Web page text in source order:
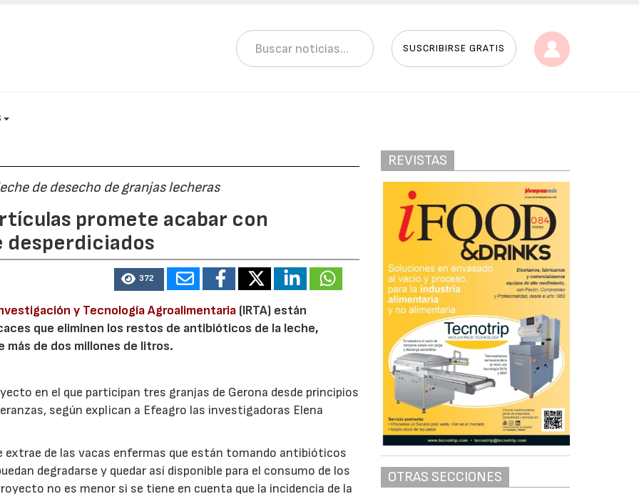
SUSCRIBIRSE GRATIS
de desecho de granjas lecheras
promete acabar con
desperdiciados
372
y Tecnología Agroalimentaria (IRTA) están
que eliminen los restos de antibióticos de la leche,
más de dos millones de litros.
en el que participan tres granjas de Gerona desde principios
según explican a Efeagro las investigadoras Elena
extrae de las vacas enfermas que están tomando antibióticos
degradarse y quedar así disponible para el consumo de los
no es menor si se tiene en cuenta que la incidencia de la
REVISTAS
OTRAS SECCIONES